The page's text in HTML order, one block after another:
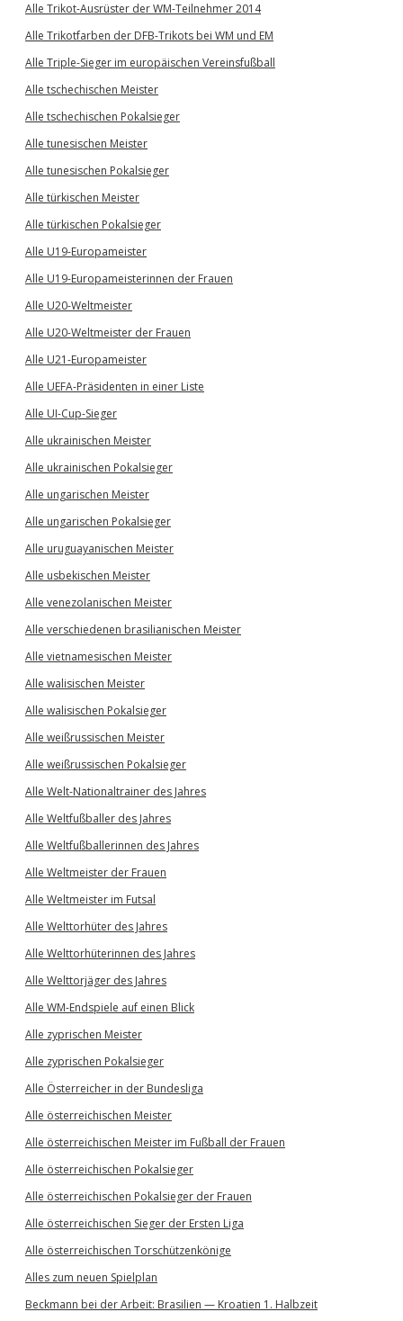
Alle Trikot-Ausrüster der WM-Teilnehmer 2014
Alle Trikotfarben der DFB-Trikots bei WM und EM
Alle Triple-Sieger im europäischen Vereinsfußball
Alle tschechischen Meister
Alle tschechischen Pokalsieger
Alle tunesischen Meister
Alle tunesischen Pokalsieger
Alle türkischen Meister
Alle türkischen Pokalsieger
Alle U19-Europameister
Alle U19-Europameisterinnen der Frauen
Alle U20-Weltmeister
Alle U20-Weltmeister der Frauen
Alle U21-Europameister
Alle UEFA-Präsidenten in einer Liste
Alle UI-Cup-Sieger
Alle ukrainischen Meister
Alle ukrainischen Pokalsieger
Alle ungarischen Meister
Alle ungarischen Pokalsieger
Alle uruguayanischen Meister
Alle usbekischen Meister
Alle venezolanischen Meister
Alle verschiedenen brasilianischen Meister
Alle vietnamesischen Meister
Alle walisischen Meister
Alle walisischen Pokalsieger
Alle weißrussischen Meister
Alle weißrussischen Pokalsieger
Alle Welt-Nationaltrainer des Jahres
Alle Weltfußballer des Jahres
Alle Weltfußballerinnen des Jahres
Alle Weltmeister der Frauen
Alle Weltmeister im Futsal
Alle Welttorhüter des Jahres
Alle Welttorhüterinnen des Jahres
Alle Welttorjäger des Jahres
Alle WM-Endspiele auf einen Blick
Alle zyprischen Meister
Alle zyprischen Pokalsieger
Alle Österreicher in der Bundesliga
Alle österreichischen Meister
Alle österreichischen Meister im Fußball der Frauen
Alle österreichischen Pokalsieger
Alle österreichischen Pokalsieger der Frauen
Alle österreichischen Sieger der Ersten Liga
Alle österreichischen Torschützenkönige
Alles zum neuen Spielplan
Beckmann bei der Arbeit: Brasilien — Kroatien 1. Halbzeit